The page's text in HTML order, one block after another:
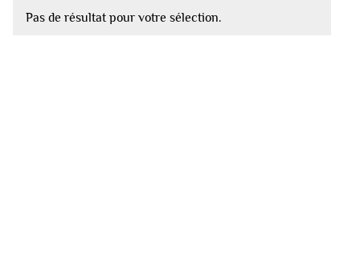
Pas de résultat pour votre sélection.